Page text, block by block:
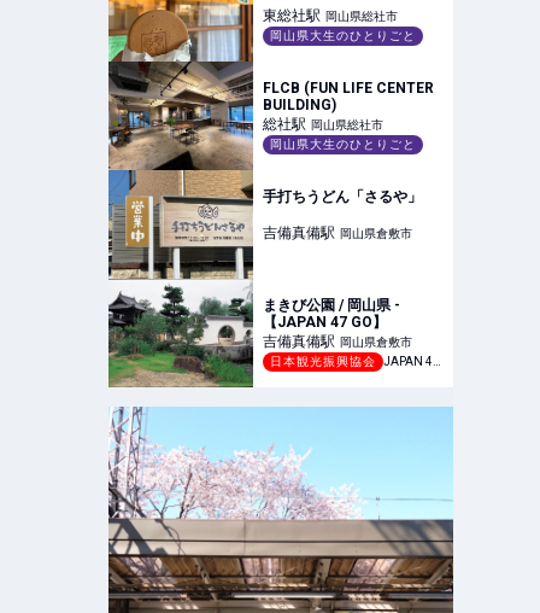
東総社駅 岡山県総社市
岡山県大生のひとりごと
FLCB (FUN LIFE CENTER
BUILDING)
総社駅 岡山県総社市
岡山県大生のひとりごと
手打ちうどん「さるや」
吉備真備駅 岡山県倉敷市
まきび公園 / 岡山県 -
【JAPAN 47 GO】
吉備真備駅 岡山県倉敷市
日本観光振興協会
JAPAN 47 GO